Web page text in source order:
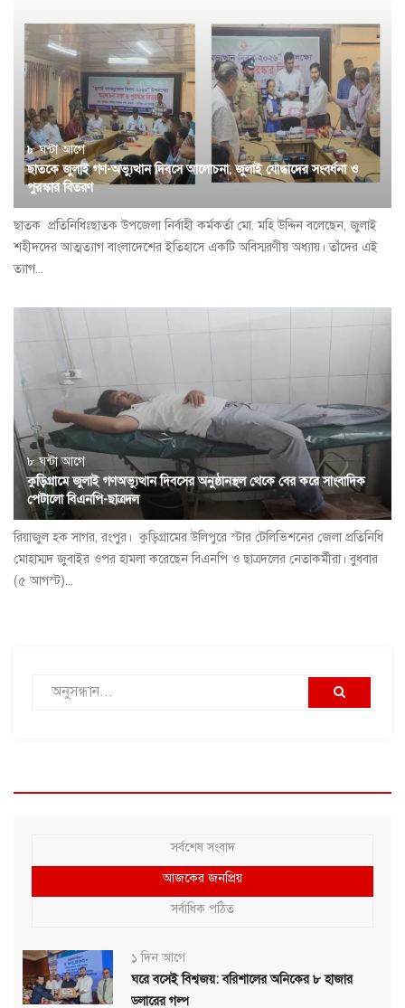
৮ ঘন্টা আগে
ছাতকে জুলাই গণ-অভ্যুত্থান দিবসে আলোচনা, জুলাই যোদ্ধাদের সংবর্ধনা ও
পুরস্কার বিতরণ
ছাতক প্রতি‌নি‌ধিঃছাতক উপজেলা নির্বাহী কর্মকর্তা মো. মহি উদ্দিন বলেছেন, জুলাই
শহীদদের আত্মত্যাগ বাংলাদেশের ইতিহাসে একটি অবিস্মরণীয় অধ্যায়। তাঁদের এই
ত্যাগ...
৮ ঘন্টা আগে
কুড়িগ্রামে জুলাই গণঅভ্যুত্থান দিবসের অনুষ্ঠানস্থল থেকে বের করে সাংবাদিক
পেটালো বিএনপি-ছাত্রদল
রিয়াজুল হক সাগর, রংপুর। কুড়িগ্রামের উলিপুরে স্টার টেলিভিশনের জেলা প্রতিনিধি
মোহাম্মদ জুবাইর ওপর হামলা করেছেন বিএনপি ও ছাত্রদলের নেতাকর্মীরা। বুধবার
(৫ আগস্ট)...
সর্বশেষ সংবাদ
আজকের জনপ্রিয়
সর্বাধিক পঠিত
১ দিন আগে
ঘরে বসেই বিশ্বজয়: বরিশালের অনিকের ৮ হাজার
ডলারের গল্প